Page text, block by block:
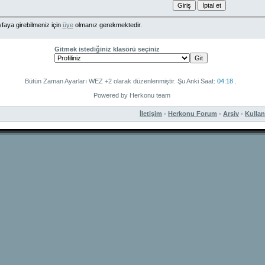
girebilmeniz için üyeolmanız gerekmektedir.
Gitmek istediğiniz klasörü seçiniz
Bütün Zaman Ayarları WEZ +2 olarak düzenlenmiştir. Şu Anki Saat: 04:18
Powered by Herkonu team
İletişim - Herkonu Forum - Arşiv -